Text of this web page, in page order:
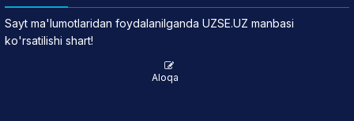
Sayt ma'lumotlaridan foydalanilganda UZSE.UZ manbasi
ko'rsatilishi shart!
Aloqa